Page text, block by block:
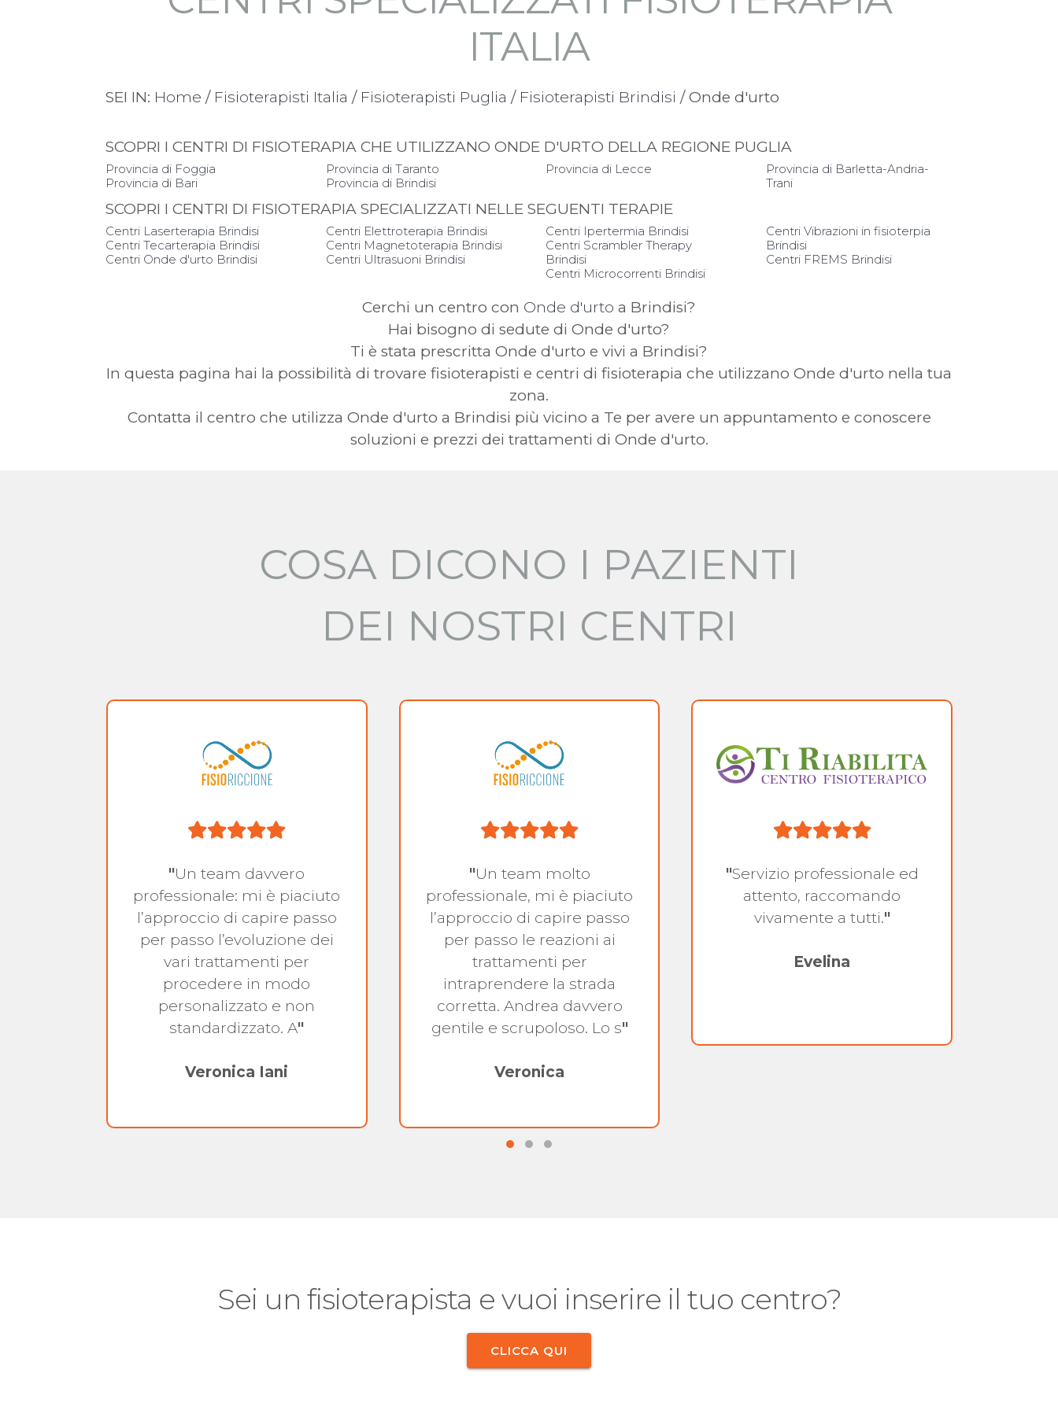
ITALIA
SEI IN: Home / Fisioterapisti Italia / Fisioterapisti Puglia / Fisioterapisti Brindisi / Onde d'urto
SCOPRI I CENTRI DI FISIOTERAPIA CHE UTILIZZANO ONDE D'URTO DELLA REGIONE PUGLIA
Provincia di Foggia
Provincia di Bari
Provincia di Taranto
Provincia di Brindisi
Provincia di Lecce
Provincia di Barletta-Andria-
Trani
SCOPRI I CENTRI DI FISIOTERAPIA SPECIALIZZATI NELLE SEGUENTI TERAPIE
Centri Laserterapia Brindisi
Centri Tecarterapia Brindisi
Centri Onde d'urto Brindisi
Centri Elettroterapia Brindisi
Centri Magnetoterapia Brindisi
Centri Ultrasuoni Brindisi
Centri Ipertermia Brindisi
Centri Scrambler Therapy
Brindisi
Centri Microcorrenti Brindisi
Centri Vibrazioni in fisioterpia
Brindisi
Centri FREMS Brindisi
Cerchi un centro con Onde d'urto a Brindisi?
Hai bisogno di sedute di Onde d'urto?
Ti è stata prescritta Onde d'urto e vivi a Brindisi?
In questa pagina hai la possibilità di trovare fisioterapisti e centri di fisioterapia che utilizzano Onde d'urto nella tua
zona.
Contatta il centro che utilizza Onde d'urto a Brindisi più vicino a Te per avere un appuntamento e conoscere
soluzioni e prezzi dei trattamenti di Onde d'urto.
COSA DICONO I PAZIENTI
DEI NOSTRI CENTRI
"Un team davvero
professionale: mi è piaciuto
l’approccio di capire passo
per passo l’evoluzione dei
vari trattamenti per
procedere in modo
personalizzato e non
standardizzato. A"
Veronica Iani
"Un team molto
professionale, mi è piaciuto
l’approccio di capire passo
per passo le reazioni ai
trattamenti per
intraprendere la strada
corretta. Andrea davvero
gentile e scrupoloso. Lo s"
Veronica
"Servizio professionale ed
attento, raccomando
vivamente a tutti."
Evelina
Sei un fisioterapista e vuoi inserire il tuo centro?
CLICCA QUI